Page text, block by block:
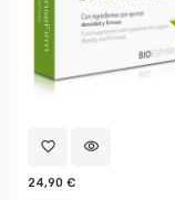
favorite_border visibility
24,90 €